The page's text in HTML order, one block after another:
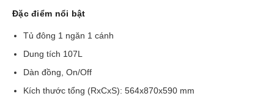
Đặc điểm nổi bật
Tủ đông 1 ngăn 1 cánh
Dung tích 107L
Dàn đồng, On/Off
Kích thước tổng (RxCxS): 564x870x590 mm